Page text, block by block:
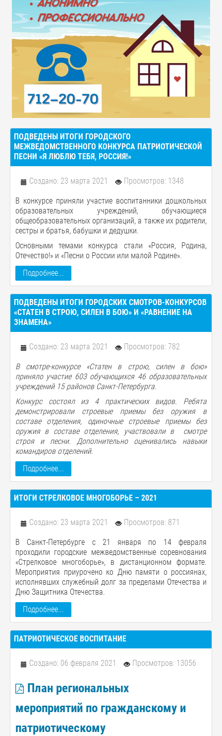
ПОДВЕДЕНЫ ИТОГИ ГОРОДСКОГО
МЕЖВЕДОМСТВЕННОГО КОНКУРСА ПАТРИОТИЧЕСКОЙ
ПЕСНИ «Я ЛЮБЛЮ ТЕБЯ, РОССИЯ!»
Создано: 23 марта 2021 Просмотров: 1348
В конкурсе приняли участие воспитанники дошкольных
образовательных учреждений, обучающиеся
общеобразовательных организаций, а также их родители,
сестры и братья, бабушки и дедушки.
Основными темами конкурса стали «Россия, Родина,
Отечество!» и «Песни о России или малой Родине».
Подробнее...
ПОДВЕДЕНЫ ИТОГИ ГОРОДСКИХ СМОТРОВ-КОНКУРСОВ
«СТАТЕН В СТРОЮ, СИЛЕН В БОЮ» И «РАВНЕНИЕ НА
ЗНАМЕНА»
Создано: 23 марта 2021 Просмотров: 782
В смотре-конкурсе «Статен в строю, силен в бою»
приняло участие 603 обучающихся 46 образовательных
учреждений 15 районов Санкт-Петербурга.
Конкурс состоял из 4 практических видов. Ребята
демонстрировали строевые приемы без оружия в
составе отделения, одиночные строевые приемы без
оружия в составе отделения, участвовали в смотре
строя и песни. Дополнительно оценивались навыки
командиров отделений.
Подробнее...
ИТОГИ СТРЕЛКОВОЕ МНОГОБОРЬЕ – 2021
Создано: 23 марта 2021 Просмотров: 871
В Санкт-Петербурге с 21 января по 14 февраля
проходили городские межведомственные соревнования
«Стрелковое многоборье», в дистанционном формате.
Мероприятия приурочено ко Дню памяти о россиянах,
исполнявших служебный долг за пределами Отечества и
Дню Защитника Отечества.
Подробнее...
ПАТРИОТИЧЕСКОЕ ВОСПИТАНИЕ
Создано: 06 февраля 2021 Просмотров: 13056
План региональных
мероприятий по гражданскому и
патриотическому